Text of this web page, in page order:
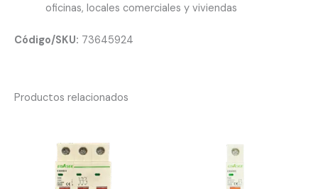
oficinas, locales comerciales y viviendas
Código/SKU: 73645924
Productos relacionados